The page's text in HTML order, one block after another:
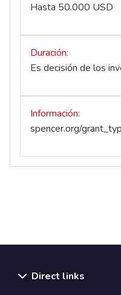
Hasta 50.000 USD
Duración
Es decisión de los
Información
spencer.org/
Direct links